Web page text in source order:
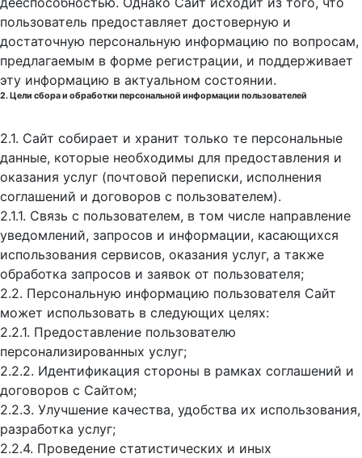
пользователь предоставляет достоверную и
достаточную персональную информацию по вопросам,
предлагаемым в форме регистрации, и поддерживает
эту информацию в актуальном состоянии.
2. Цели сбора и обработки персональной информации пользователей
2.1. Сайт собирает и хранит только те персональные
данные, которые необходимы для предоставления и
оказания услуг (почтовой переписки, исполнения
соглашений и договоров с пользователем).
2.1.1. Связь с пользователем, в том числе направление
уведомлений, запросов и информации, касающихся
использования сервисов, оказания услуг, а также
обработка запросов и заявок от пользователя;
2.2. Персональную информацию пользователя Сайт
может использовать в следующих целях:
2.2.1. Предоставление пользователю
персонализированных услуг;
2.2.2. Идентификация стороны в рамках соглашений и
договоров с Сайтом;
2.2.3. Улучшение качества, удобства их использования,
разработка услуг;
2.2.4. Проведение статистических и иных